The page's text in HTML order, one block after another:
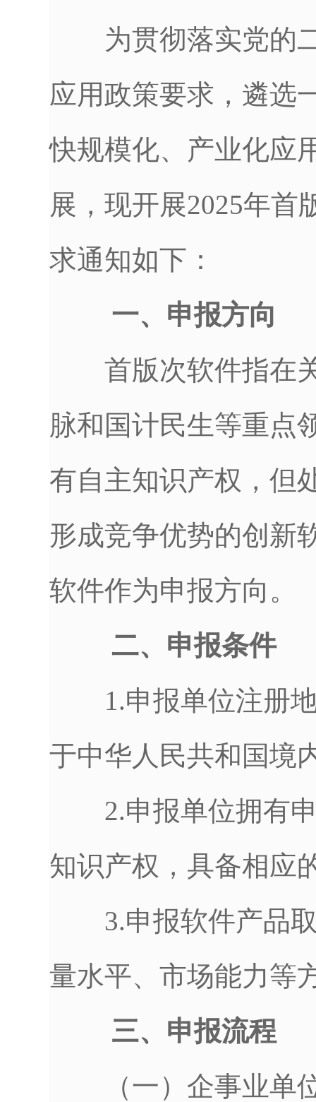
为贯彻落实党的二
应用政策要求，遴选
快规模化、产业化应
展，现开展2025年首
求通知如下：
一、申报方向
首版次软件指在关
脉和国计民生等重点
有自主知识产权，但
形成竞争优势的创新
软件作为申报方向。
二、申报条件
1.申报单位注册地
于中华人民共和国境
2.申报单位拥有申
知识产权，具备相应
3.申报软件产品取
量水平、市场能力等
三、申报流程
（一）企事业单